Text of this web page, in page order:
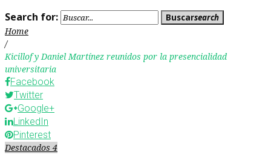
Search for:
Buscarsearch
Home
/
Kicillof y Daniel Martínez reunidos por la presencialidad
universitaria
Facebook
Twitter
Google+
LinkedIn
Pinterest
Destacados 4